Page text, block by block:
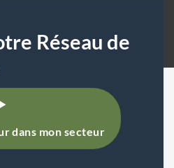
Réseau de
dans mon secteur